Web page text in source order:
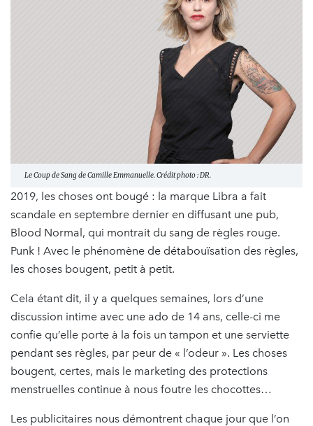
Le Coup de Sang de Camille Emmanuelle. Crédit photo : DR.
2019, les choses ont bougé : la marque Libra a fait
scandale en septembre dernier en diffusant une pub,
Blood Normal, qui montrait du sang de règles rouge.
Punk ! Avec le phénomène de détabouïsation des règles,
les choses bougent, petit à petit.
Cela étant dit, il y a quelques semaines, lors d’une
discussion intime avec une ado de 14 ans, celle-ci me
confie qu’elle porte à la fois un tampon et une serviette
pendant ses règles, par peur de « l’odeur ». Les choses
bougent, certes, mais le marketing des protections
menstruelles continue à nous foutre les chocottes…
Les publicitaires nous démontrent chaque jour que l’on